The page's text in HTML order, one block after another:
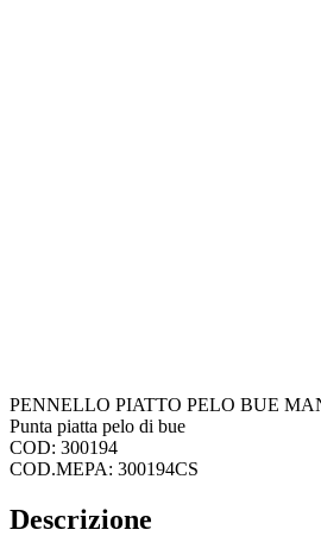
PENNELLO PIATTO PELO BUE
Punta piatta pelo di bue
COD: 300194
COD.MEPA: 300194CS
Descrizione